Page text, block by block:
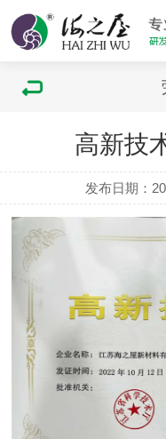
高新技
发布日期：